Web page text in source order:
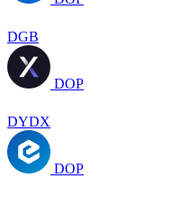
DGB
DOP
DYDX
DOP